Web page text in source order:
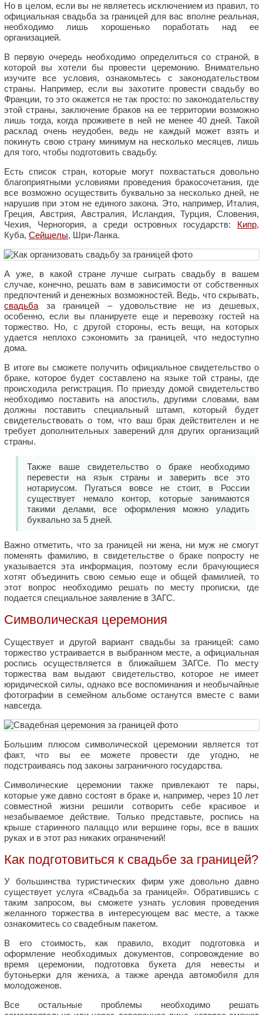
Но в целом, если вы не являетесь исключением из правил, то
официальная свадьба за границей для вас вполне реальная,
необходимо лишь хорошенько поработать над ее
организацией.
В первую очередь необходимо определиться со страной, в
которой вы хотели бы провести церемонию. Внимательно
изучите все условия, ознакомьтесь с законодательством
страны. Например, если вы захотите провести свадьбу во
Франции, то это окажется не так просто: по законодательству
этой страны, заключение браков на ее территории возможно
лишь тогда, когда проживете в ней не менее 40 дней. Такой
расклад очень неудобен, ведь не каждый может взять и
покинуть свою страну минимум на несколько месяцев, лишь
для того, чтобы подготовить свадьбу.
Есть список стран, которые могут похвастаться довольно
благоприятными условиями проведения бракосочетания, где
все возможно осуществить буквально за несколько дней, не
нарушив при этом не единого закона. Это, например, Италия,
Греция, Австрия, Австралия, Исландия, Турция, Словения,
Чехия, Черногория, а среди островных государств: Кипр,
Куба, Сейшелы, Шри-Ланка.
А уже, в какой стране лучше сыграть свадьбу в вашем
случае, конечно, решать вам в зависимости от собственных
предпочтений и денежных возможностей. Ведь, что скрывать,
свадьба за границей – удовольствие не из дешевых,
особенно, если вы планируете еще и перевозку гостей на
торжество. Но, с другой стороны, есть вещи, на которых
удается неплохо сэкономить за границей, что недоступно
дома.
В итоге вы сможете получить официальное свидетельство о
браке, которое будет составлено на языке той страны, где
происходила регистрация. По приезду домой свидетельство
необходимо поставить на апостиль, другими словами, вам
должны поставить специальный штамп, который будет
свидетельствовать о том, что ваш брак действителен и не
требует дополнительных заверений для других организаций
страны.
Также ваше свидетельство о браке необходимо
перевести на язык страны и заверить все это
нотариусом. Пугаться вовсе не стоит, в России
существует немало контор, которые занимаются
такими делами, все оформления можно уладить
буквально за 5 дней.
Важно отметить, что за границей ни жена, ни муж не смогут
поменять фамилию, в свидетельстве о браке попросту не
указывается эта информация, поэтому если брачующиеся
хотят объединить свою семью еще и общей фамилией, то
этот вопрос необходимо решать по месту прописки, где
подается специальное заявление в ЗАГС.
Символическая церемония
Существует и другой вариант свадьбы за границей: само
торжество устраивается в выбранном месте, а официальная
роспись осуществляется в ближайшем ЗАГСе. По месту
торжества вам выдают свидетельство, которое не имеет
юридической силы, однако все воспоминания и необычайные
фотографии в семейном альбоме останутся вместе с вами
навсегда.
Большим плюсом символической церемонии является тот
факт, что вы ее можете провести где угодно, не
подстраиваясь под законы заграничного государства.
Символические церемонии также привлекают те пары,
которые уже давно состоят в браке и, например, через 10 лет
совместной жизни решили сотворить себе красивое и
незабываемое действие. Только представьте, роспись на
крыше старинного палаццо или вершине горы, все в ваших
руках и в этот раз никаких ограничений!
Как подготовиться к свадьбе за границей?
У большинства туристических фирм уже довольно давно
существует услуга «Свадьба за границей». Обратившись с
таким запросом, вы сможете узнать условия проведения
желанного торжества в интересующем вас месте, а также
ознакомитесь со свадебным пакетом.
В его стоимость, как правило, входит подготовка и
оформление необходимых документов, сопровождение во
время церемонии, подготовка букета для невесты и
бутоньерки для жениха, а также аренда автомобиля для
молодоженов.
Все остальные проблемы необходимо решать